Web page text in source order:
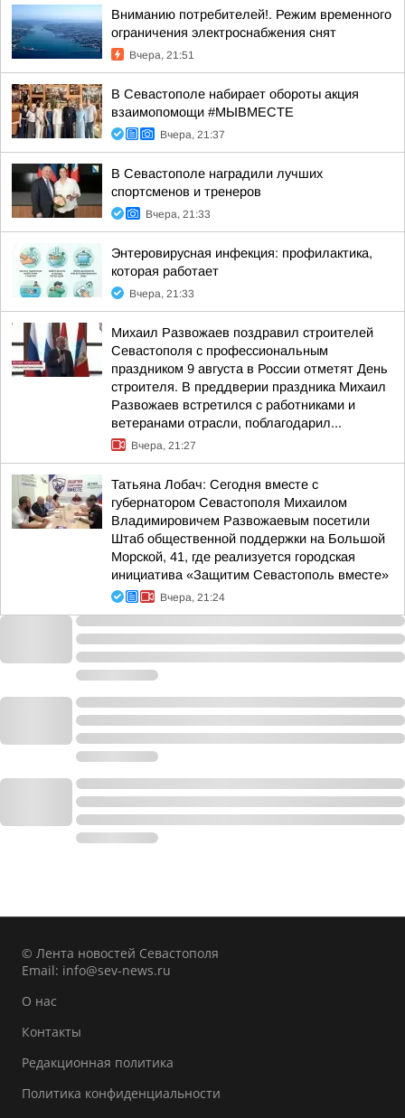
Вниманию потребителей!. Режим временного
ограничения электроснабжения снят
Вчера, 21:51
В Севастополе набирает обороты акция
взаимопомощи #МЫВМЕСТЕ
Вчера, 21:37
В Севастополе наградили лучших
спортсменов и тренеров
Вчера, 21:33
Энтеровирусная инфекция: профилактика,
которая работает
Вчера, 21:33
Михаил Развожаев поздравил строителей
Севастополя с профессиональным
праздником 9 августа в России отметят День
строителя. В преддверии праздника Михаил
Развожаев встретился с работниками и
ветеранами отрасли, поблагодарил...
Вчера, 21:27
Татьяна Лобач: Сегодня вместе с
губернатором Севастополя Михаилом
Владимировичем Развожаевым посетили
Штаб общественной поддержки на Большой
Морской, 41, где реализуется городская
инициатива «Защитим Севастополь вместе»
Вчера, 21:24
© Лента новостей Севастополя
Email: info@sev-news.ru
О нас
Контакты
Редакционная политика
Политика конфиденциальности